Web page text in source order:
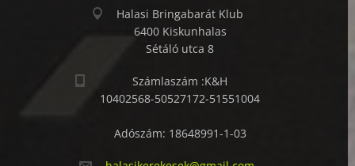
Halasi Bringabarát Klub
6400 Kiskunhalas
Sétáló utca 8
Számlaszám :K&H
10402568-50527172-51551004
Adószám: 18648991-1-03